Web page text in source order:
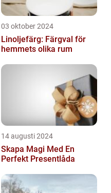
03 oktober 2024
Linoljefärg: Färgval för
hemmets olika rum
14 augusti 2024
Skapa Magi Med En
Perfekt Presentlåda